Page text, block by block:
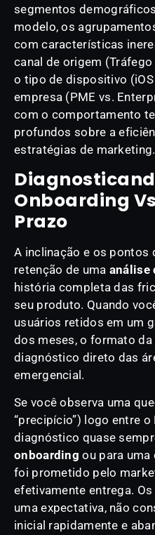
segmentos
modelo, os
com características
canal de origem
o tipo de dispositivo
empresa (PME vs.
com o comportamento
profundos sobre a
estratégias de marketing.
Onboarding
Prazo
A inclinação e os pontos
retenção de uma análise
história completa das
seu produto. Quando
usuários retidos em um
dos meses, o formato
diagnóstico direto das
emergencial.
Se você observa uma
“precipício”) logo entre o
diagnóstico quase
onboarding ou para uma
foi prometido pelo
efetivamente entrega.
uma expectativa, não
inicial rapidamente e